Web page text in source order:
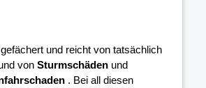
und reicht von tatsächlich
von Sturmschädenund
. Bei all diesen